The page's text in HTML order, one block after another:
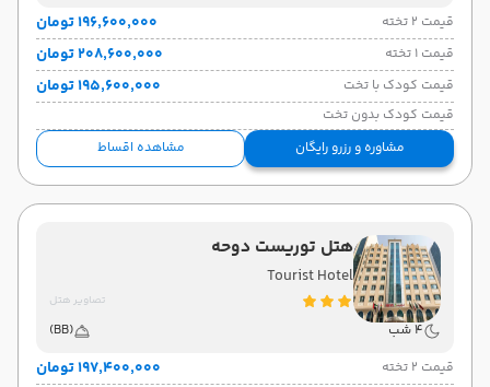
حرکت: 15:25
قیمت 2 تخته
۱۹۶٬۶۰۰٬۰۰۰ تومان
قیمت 1 تخته ۲۰۸٬۶۰۰٬۰۰۰ تومان
قیمت کودک با تخت ۱۹۵٬۶۰۰٬۰۰۰ تومان
قیمت کودک بدون تخت
مشاوره و رزرو رایگان
مشاهده اقساط
هتل توریست دوحه
Tourist Hotel
تصاویر هتل
4 شب
(BB)
قیمت 2 تخته
۱۹۷٬۴۰۰٬۰۰۰ تومان